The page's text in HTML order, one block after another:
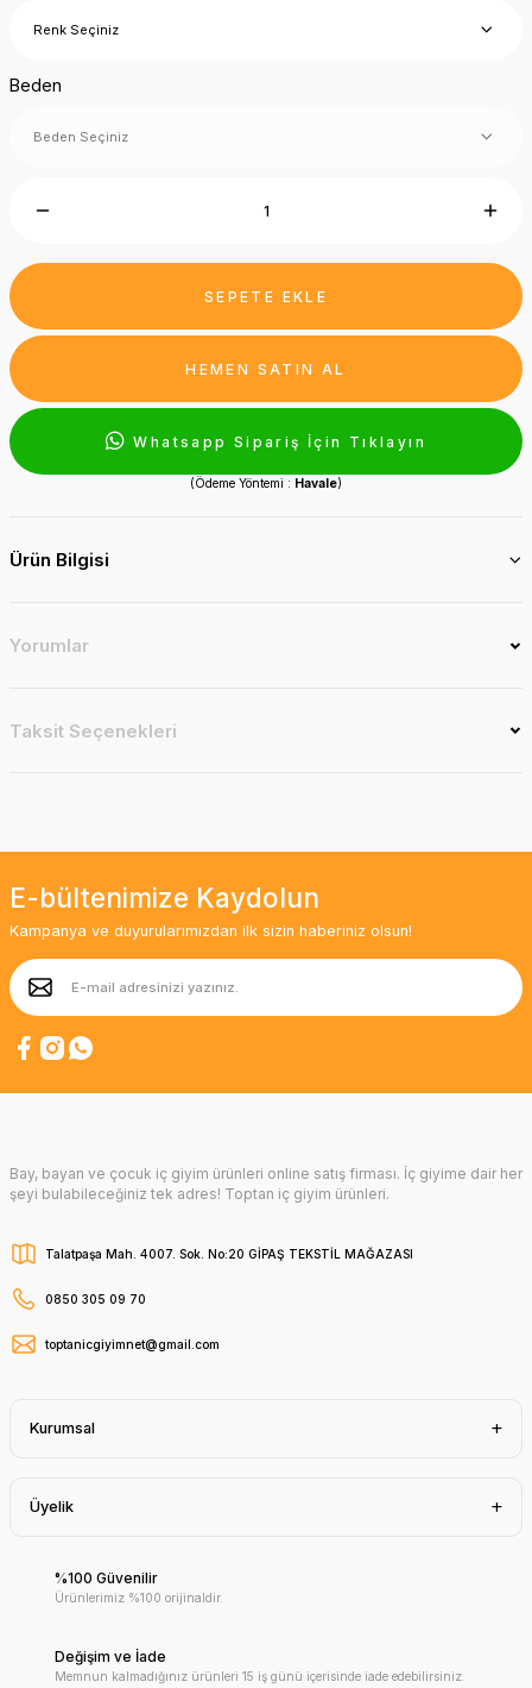
Beden
SEPETE EKLE
HEMEN SATIN AL
Whatsapp Sipariş İçin Tıklayın
(Ödeme Yöntemi : Havale)
Ürün Bilgisi
Yorumlar
Taksit Seçenekleri
E-bültenimize Kaydolun
Kampanya ve duyurularımızdan ilk sizin haberiniz olsun!
Bay, bayan ve çocuk iç giyim ürünleri online satış firması. İç giyime dair her
şeyi bulabileceğiniz tek adres! Toptan iç giyim ürünleri.
Talatpaşa Mah. 4007. Sok. No:20 GİPAŞ TEKSTİL MAĞAZASI
0850 305 09 70
toptanicgiyimnet@gmail.com
Kurumsal
Üyelik
%100 Güvenilir
Ürünlerimiz %100 orijinaldir.
Değişim ve İade
Memnun kalmadığınız ürünleri 15 iş günü içerisinde iade edebilirsiniz.